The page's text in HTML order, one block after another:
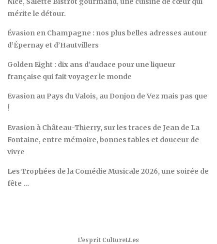
mérite le détour.
Évasion en Champagne : nos plus belles adresses autour
d’Épernay et d’Hautvillers
Golden Eight : dix ans d’audace pour une liqueur
française qui fait voyager le monde
Evasion au Pays du Valois, au Donjon de Vez mais pas que
!
Evasion à Château-Thierry, sur les traces de Jean de La
Fontaine, entre mémoire, bonnes tables et douceur de
vivre
Les Trophées de la Comédie Musicale 2026, une soirée de
fête …
L’esprit CultureLLes